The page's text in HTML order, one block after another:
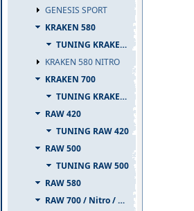
GENESIS SPORT
KRAKEN 580
TUNING KRAKEN 580
KRAKEN 580 NITRO
KRAKEN 700
TUNING KRAKEN 700
RAW 420
TUNING RAW 420
RAW 500
TUNING RAW 500
RAW 580
RAW 700 / Nitro / PIUMA